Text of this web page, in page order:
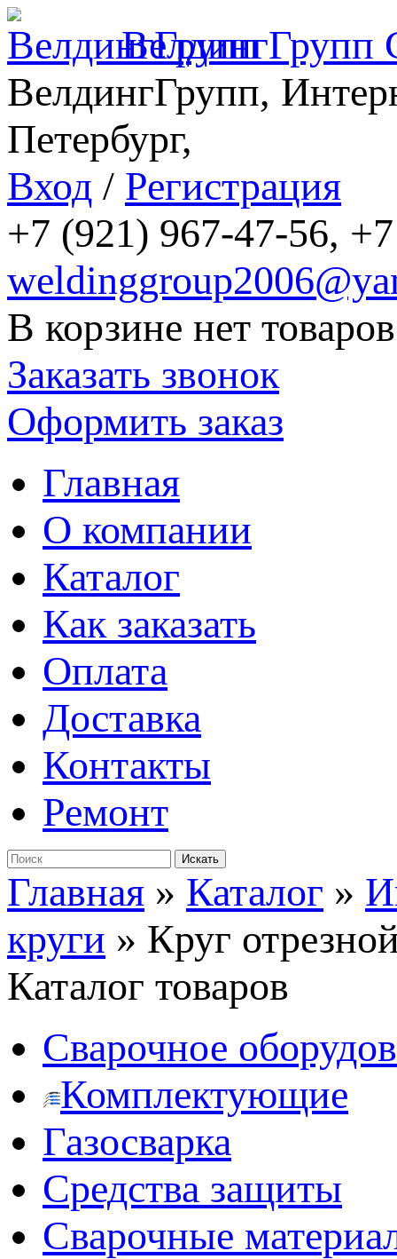
ВелдингГрупп
ВелдингГрупп,
Петербург,
Вход / Регистрация
+7 (921) 967-47-56,
В корзине нет товаров
Заказать звонок
Оформить заказ
Главная
О компании
Каталог
Как заказать
Оплата
Доставка
Контакты
Ремонт
Главная » Каталог »
круги » Круг
Каталог товаров
Сварочное
Комплектующие
Газосварка
Средства защиты
Сварочные